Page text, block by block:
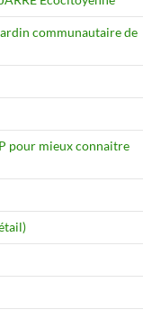
communautaire de
pour mieux connaitre